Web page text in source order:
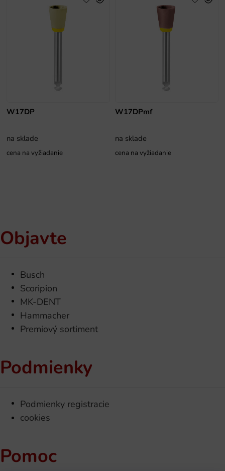
W17DP
na sklade
cena na vyžiadanie
W17DPmf
na sklade
cena na vyžiadanie
Objavte
Busch
Scoripion
MK-DENT
Hammacher
Premiový sortiment
Podmienky
Podmienky registracie
cookies
Pomoc